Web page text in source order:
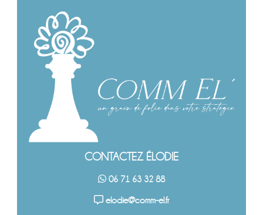
CONTACTEZ ÉLODIE
06 71 63 32 88
elodie@comm-el.fr